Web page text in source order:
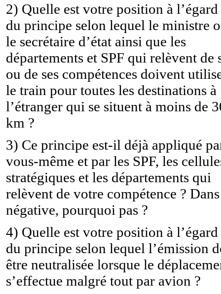
2) Quelle est votre position à l’égard
du principe selon lequel le ministre
le secrétaire d’état ainsi que les
départements et SPF qui relèvent de
ou de ses compétences doivent
le train pour toutes les destinations à
l’étranger qui se situent à moins de
km ?
3) Ce principe est-il déjà appliqué
vous-même et par les SPF, les
stratégiques et les départements qui
relèvent de votre compétence ?
négative, pourquoi pas ?
4) Quelle est votre position à l’égard
du principe selon lequel l’émission
être neutralisée lorsque le
s’effectue malgré tout par avion ?